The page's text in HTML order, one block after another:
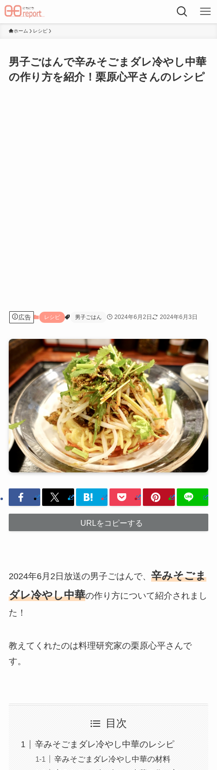
ホーム レシピ
男子ごはんで辛みそごまダレ冷やし中華
の作り方を紹介！栗原心平さんのレシピ
広告 レシピ 男子ごはん 2024年6月2日 2024年6月3日
URLをコピーする
2024年6月2日放送の男子ごはんで、 辛みそごま
ダレ冷やし中華の作り方について紹介されまし
た！
教えてくれたのは料理研究家の栗原心平さんで
す。
目次
辛みそごまダレ冷やし中華のレシピ
辛みそごまダレ冷やし中華の材料